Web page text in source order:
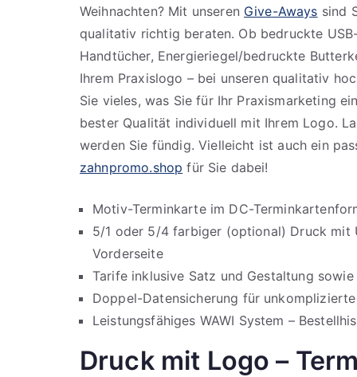
Weihnachten? Mit unseren Give-Aways sind
qualitativ richtig beraten. Ob bedruckte
Handtücher, Energieriegel/bedruckte
Ihrem Praxislogo – bei unseren qualitativ
Sie vieles, was Sie für Ihr Praxismarketing
bester Qualität individuell mit Ihrem Logo.
werden Sie fündig. Vielleicht ist auch ein
zahnpromo.shop für Sie dabei!
Motiv-Terminkarte im DC-
5/1 oder 5/4 farbiger (optional) Druck mit
Vorderseite
Tarife inklusive Satz und Gestaltung
Doppel-Datensicherung für
Leistungsfähiges WAWI System –
Druck mit Logo –